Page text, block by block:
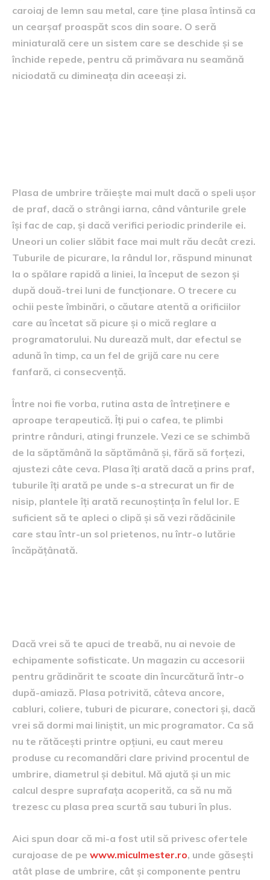
caroiaj de lemn sau metal, care ține plasa întinsă ca
un cearșaf proaspăt scos din soare. O seră
miniaturală cere un sistem care se deschide și se
închide repede, pentru că primăvara nu seamănă
niciodată cu dimineața din aceeași zi.
Plasa de umbrire trăiește mai mult dacă o speli ușor
de praf, dacă o strângi iarna, când vânturile grele
își fac de cap, și dacă verifici periodic prinderile ei.
Uneori un colier slăbit face mai mult rău decât crezi.
Tuburile de picurare, la rândul lor, răspund minunat
la o spălare rapidă a liniei, la început de sezon și
după două-trei luni de funcționare. O trecere cu
ochii peste îmbinări, o căutare atentă a orificiilor
care au încetat să picure și o mică reglare a
programatorului. Nu durează mult, dar efectul se
adună în timp, ca un fel de grijă care nu cere
fanfară, ci consecvență.
Între noi fie vorba, rutina asta de întreținere e
aproape terapeutică. Îți pui o cafea, te plimbi
printre rânduri, atingi frunzele. Vezi ce se schimbă
de la săptămână la săptămână și, fără să forțezi,
ajustezi câte ceva. Plasa îți arată dacă a prins praf,
tuburile îți arată pe unde s-a strecurat un fir de
nisip, plantele îți arată recunoștința în felul lor. E
suficient să te apleci o clipă și să vezi rădăcinile
care stau într-un sol prietenos, nu într-o lutărie
încăpățânată.
Dacă vrei să te apuci de treabă, nu ai nevoie de
echipamente sofisticate. Un magazin cu accesorii
pentru grădinărit te scoate din încurcătură într-o
după-amiază. Plasa potrivită, câteva ancore,
cabluri, coliere, tuburi de picurare, conectori și, dacă
vrei să dormi mai liniștit, un mic programator. Ca să
nu te rătăcești printre opțiuni, eu caut mereu
produse cu recomandări clare privind procentul de
umbrire, diametrul și debitul. Mă ajută și un mic
calcul despre suprafața acoperită, ca să nu mă
trezesc cu plasa prea scurtă sau tuburi în plus.
Aici spun doar că mi-a fost util să privesc ofertele
curajoase de pe www.miculmester.ro, unde găsești
atât plase de umbrire, cât și componente pentru